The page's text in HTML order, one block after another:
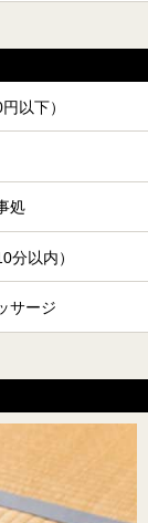
以下）
処
分以内）
サージ